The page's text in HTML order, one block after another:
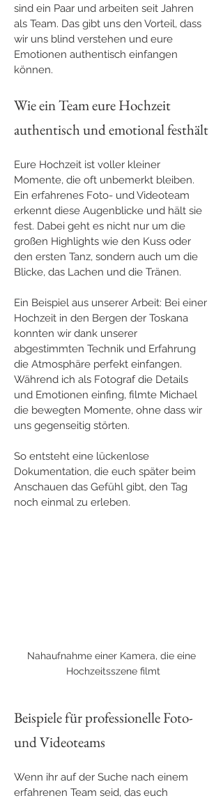
sind ein Paar und arbeiten seit Jahren
als Team. Das gibt uns den Vorteil, dass
wir uns blind verstehen und eure
Emotionen authentisch einfangen
können.
Wie ein Team eure Hochzeit
authentisch und emotional festhält
Eure Hochzeit ist voller kleiner
Momente, die oft unbemerkt bleiben.
Ein erfahrenes Foto- und Videoteam
erkennt diese Augenblicke und hält sie
fest. Dabei geht es nicht nur um die
großen Highlights wie den Kuss oder
den ersten Tanz, sondern auch um die
Blicke, das Lachen und die Tränen.
Ein Beispiel aus unserer Arbeit: Bei einer
Hochzeit in den Bergen der Toskana
konnten wir dank unserer
abgestimmten Technik und Erfahrung
die Atmosphäre perfekt einfangen.
Während ich als Fotograf die Details
und Emotionen einfing, filmte Michael
die bewegten Momente, ohne dass wir
uns gegenseitig störten.
So entsteht eine lückenlose
Dokumentation, die euch später beim
Anschauen das Gefühl gibt, den Tag
noch einmal zu erleben.
Nahaufnahme einer Kamera, die eine
Hochzeitsszene filmt
Beispiele für professionelle Foto-
und Videoteams
Wenn ihr auf der Suche nach einem
erfahrenen Team seid, das euch